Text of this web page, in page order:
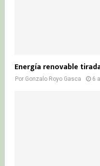
Energía renovable
Por Gonzalo Royo Gasca 6